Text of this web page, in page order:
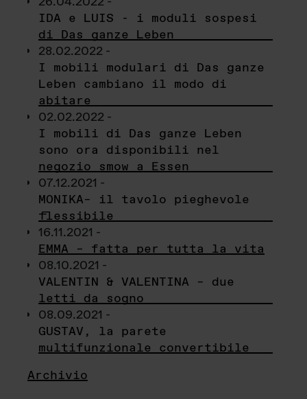
IDA e LUIS - i moduli sospesi
di Das ganze Leben
28.02.2022 -
I mobili modulari di Das ganze
Leben cambiano il modo di
abitare
02.02.2022 -
I mobili di Das ganze Leben
sono ora disponibili nel
negozio smow a Essen
07.12.2021 -
MONIKA– il tavolo pieghevole
flessibile
16.11.2021 -
EMMA – fatta per tutta la vita
08.10.2021 -
VALENTIN & VALENTINA – due
letti da sogno
08.09.2021 -
GUSTAV, la parete
multifunzionale convertibile
Archivio